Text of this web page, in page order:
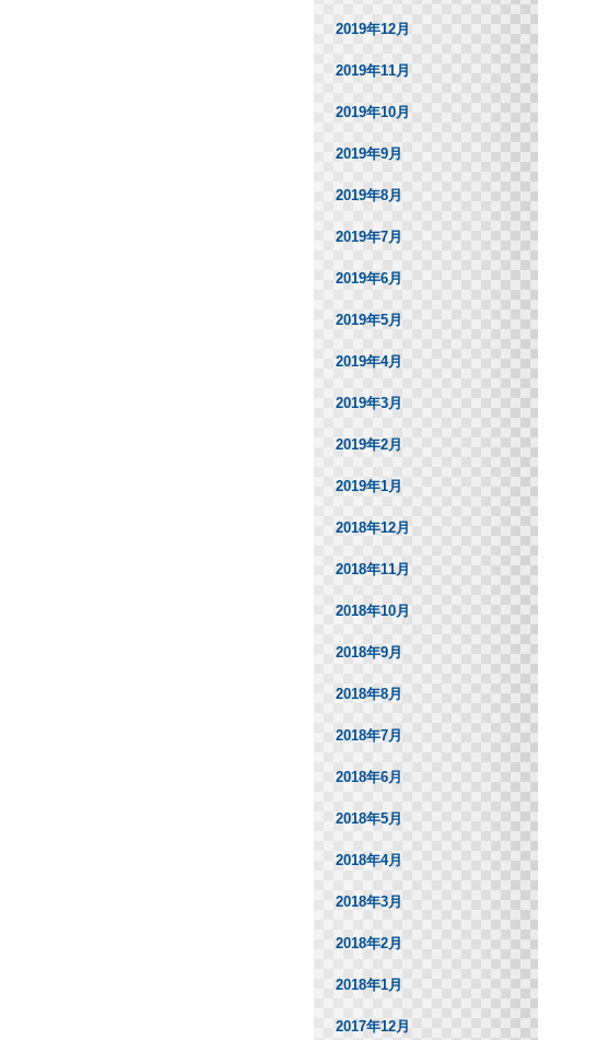
2019年12月
2019年11月
2019年10月
2019年9月
2019年8月
2019年7月
2019年6月
2019年5月
2019年4月
2019年3月
2019年2月
2019年1月
2018年12月
2018年11月
2018年10月
2018年9月
2018年8月
2018年7月
2018年6月
2018年5月
2018年4月
2018年3月
2018年2月
2018年1月
2017年12月